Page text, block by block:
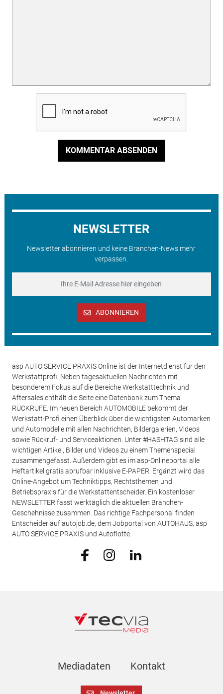
KOMMENTAR ABSENDEN
NEWSLETTER
Newsletter abonnieren und keine Branchen-News mehr
verpassen.
ABONNIEREN
asp AUTO SERVICE PRAXIS Online ist der Internetdienst für den
Werkstattprofi. Neben tagesaktuellen Nachrichten mit
besonderem Fokus auf die Bereiche Werkstatttechnik und
Aftersales enthält die Seite eine Datenbank zum Thema
RÜCKRUFE. Im neuen Bereich AUTOMOBILE bekommt der
Werkstatt-Profi einen Überblick über die wichtigsten Automarken
und Automodelle mit allen Nachrichten, Bildergalerien, Videos
sowie Rückruf- und Serviceaktionen. Unter #HASHTAG sind alle
wichtigen Artikel, Bilder und Videos zu einem Themenspecial
zusammengefasst. Außerdem gibt es im asp-Onlineportal alle
Heftartikel gratis abrufbar inklusive E-PAPER. Ergänzt wird das
Online-Angebot um Techniktipps, Rechtsthemen und
Betriebspraxis für die Werkstattentscheider. Ein kostenloser
NEWSLETTER fasst werktäglich die aktuellen Branchen-
Geschehnisse zusammen. Das richtige Fachpersonal finden
Entscheider auf autojob.de, dem Jobportal von AUTOHAUS, asp
AUTO SERVICE PRAXIS und Autoflotte.
Mediadaten Kontakt